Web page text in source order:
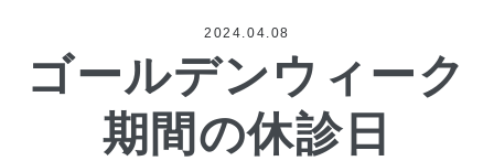
2024.04.08
ゴールデンウィーク
期間の休診日